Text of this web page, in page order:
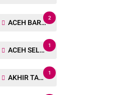
ACEH BARAT
2
ACEH SELATAN
1
AKHIR TAHUN
1